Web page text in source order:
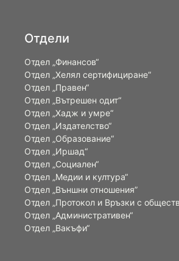
Отдели
Отдел „Финансов“
Отдел „Хелял сертифициране“
Отдел „Правен“
Отдел „Вътрешен одит“
Отдел „Хадж и умре“
Отдел „Издателство“
Отдел „Образование“
Отдел „Иршад“
Отдел „Социален“
Отдел „Медии и култура“
Отдел „Външни отношения”
Oтдел „Протокол и Връзки с
Отдел „Административен“
Отдел „Вакъфи“